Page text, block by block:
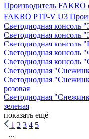
Производитель FAKRO
FAKRO PTP-V U3
Светодиодная консоль
Светодиодная консоль
Светодиодная консоль
Светодиодная консоль
Светодиодная консоль
Светодиодная
Светодиодная
розовая
Светодиодная
зеленая
показать ещё
1 2 3 4 5
...